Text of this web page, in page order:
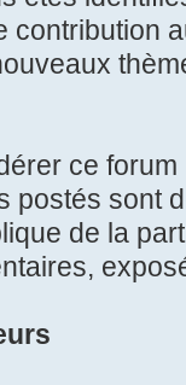
contribution
ce
postés sont
de la